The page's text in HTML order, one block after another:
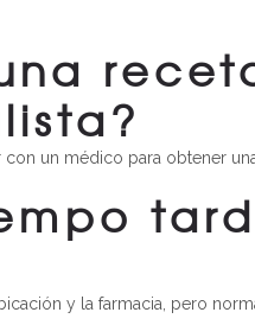
un médico para obtener
y la farmacia, pero